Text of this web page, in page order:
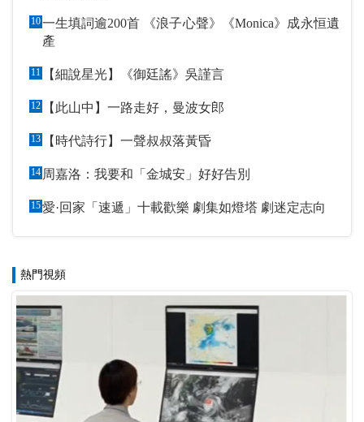
10一生填詞逾200首 《浪子心聲》《Monica》成永恒遺
產
11 【細說星光】《御廷謠》吳謹言
12 【此山中】一路走好，曼波女郎
13 【時代詩行】一聲叔叔落黃昏
14 周嘉洛：我要和「金城安」好好告別
15 愛·回家「速遞」十載歡樂 劇集如燈塔 劇迷定志向
熱門視頻